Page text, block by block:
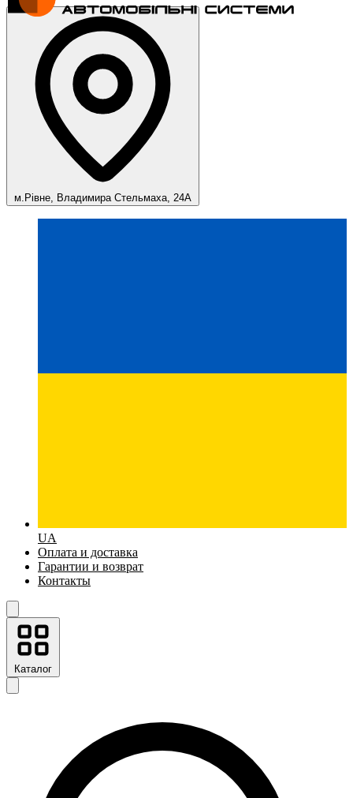
м.Рівне, Владимира Стельмаха, 24А
UA
Оплата и доставка
Гарантии и возврат
Контакты
Каталог